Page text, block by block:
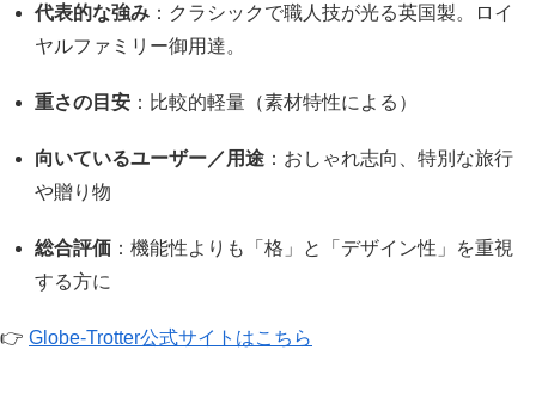
代表的な強み ：クラシックで職人技が光る英国製。ロイ
ヤルファミリー御用達。
重さの目安 ：比較的軽量（素材特性による）
向いているユーザー／用途 ：おしゃれ志向、特別な旅行
や贈り物
総合評価 ：機能性よりも「格」と「デザイン性」を重視
する方に
👉 Globe-Trotter公式サイトはこちら